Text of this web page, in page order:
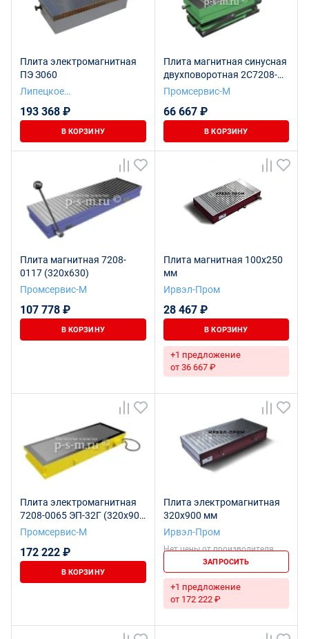
Плита электромагнитная
ПЭ З060
Липецкое
предприятие
193 368 ₽
В КОРЗИНУ
Плита магнитная синусная
двухповоротная 2С7208-
0001 (100х250)
Промсервис-М
66 667 ₽
В КОРЗИНУ
Плита магнитная 7208-
0117 (320х630)
Промсервис-М
107 778 ₽
В КОРЗИНУ
Плита магнитная 100х250
мм
Ирвэл-Пром
28 467 ₽
В КОРЗИНУ
+1 предложение
от 36 667 ₽
Плита электромагнитная
7208-0065 ЭП-32Г (320х900
(1000)
Промсервис-М
172 222 ₽
В КОРЗИНУ
Плита электромагнитная
320x900 мм
Ирвэл-Пром
Нет цены от производителя
ЗАПРОСИТЬ
+1 предложение
от 172 222 ₽